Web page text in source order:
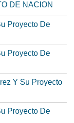
DE NACION
Proyecto De
Proyecto De
Y Su Proyecto
Proyecto De